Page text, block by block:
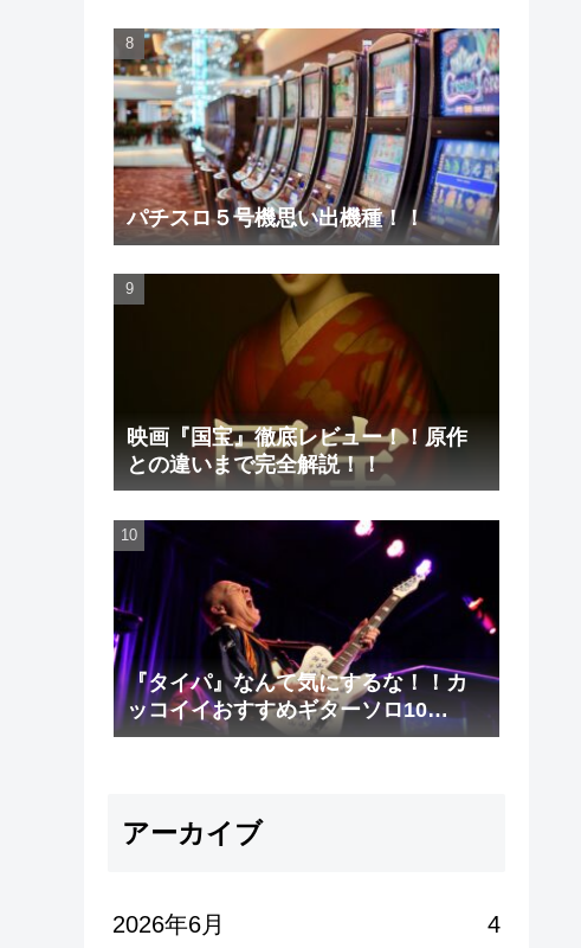
パチスロ５号機思い出機種！！
映画『国宝』徹底レビュー！！原作
との違いまで完全解説！！
『タイパ』なんて気にするな！！カ
ッコイイおすすめギターソロ10
選！！
アーカイブ
2026年6月 4